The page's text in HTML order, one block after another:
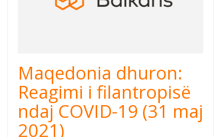
Maqedonia dhuron:
Reagimi i filantropisë
ndaj COVID-19 (31 maj
2021)